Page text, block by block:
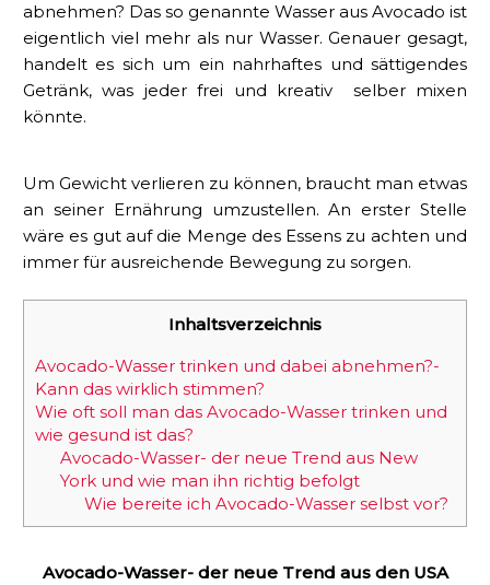
abnehmen? Das so genannte Wasser aus Avocado ist
eigentlich viel mehr als nur Wasser. Genauer gesagt,
handelt es sich um ein nahrhaftes und sättigendes
Getränk, was jeder frei und kreativ selber mixen
könnte.
Um Gewicht verlieren zu können, braucht man etwas
an seiner Ernährung umzustellen. An erster Stelle
wäre es gut auf die Menge des Essens zu achten und
immer für ausreichende Bewegung zu sorgen.
Inhaltsverzeichnis
Avocado-Wasser trinken und dabei abnehmen?-
Kann das wirklich stimmen?
Wie oft soll man das Avocado-Wasser trinken und
wie gesund ist das?
Avocado-Wasser- der neue Trend aus New
York und wie man ihn richtig befolgt
Wie bereite ich Avocado-Wasser selbst vor?
Avocado-Wasser- der neue Trend aus den USA